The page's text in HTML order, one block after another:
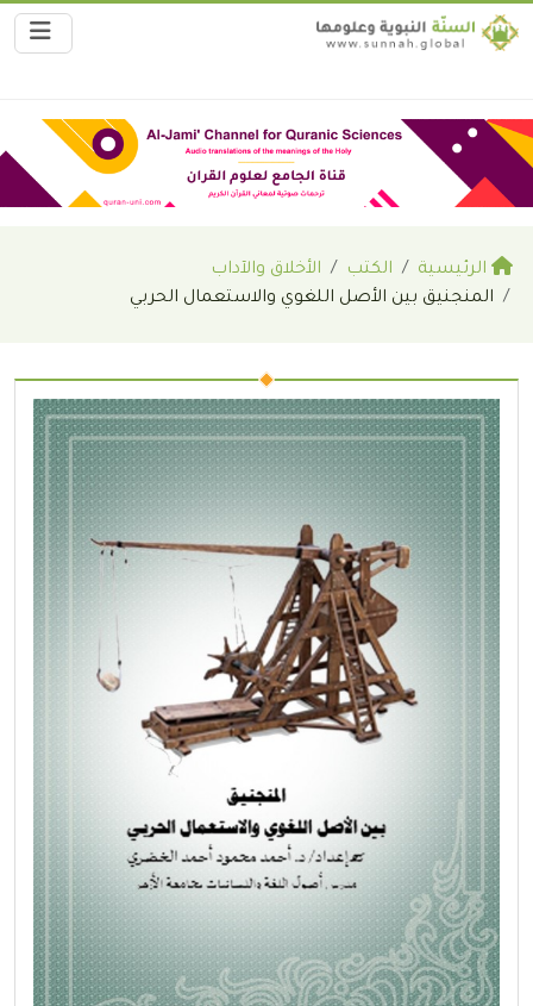
الرئيسية الكتب
الأخلاق والآداب
المنجنيق بين الأصل اللغوي والاستعمال الحربي